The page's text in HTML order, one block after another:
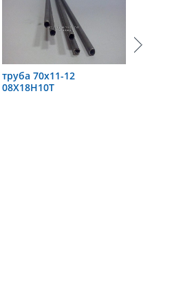
труба 60х6 08Х18Н10